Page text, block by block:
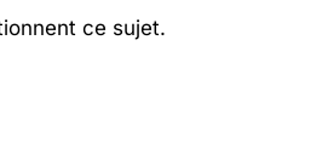
ce sujet.